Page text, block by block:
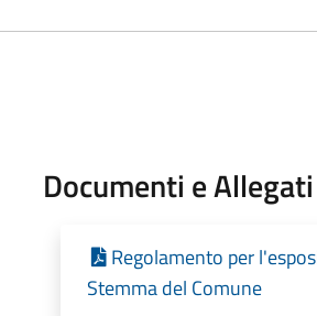
Documenti e Allegati
Regolamento per
Stemma del Comune